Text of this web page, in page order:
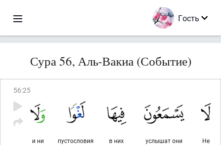
Гость
Сура 56, Аль-Вакиа (Событие)
56:25
Не
услышат они
в них
пустословия
и ни